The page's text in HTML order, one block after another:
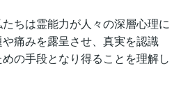
ちは霊能力が人々の深層心理に
痛みを露呈させ、真実を認識
の手段となり得ることを理解し